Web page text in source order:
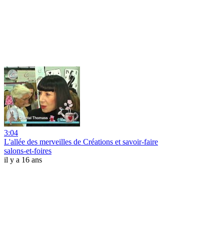
3:04
L'allée des merveilles de Créations et savoir-faire
salons-et-foires
il y a 16 ans